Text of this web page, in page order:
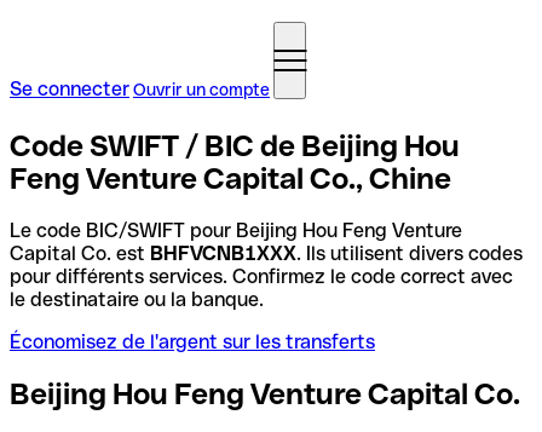
Se connecterOuvrir un compte
Code SWIFT / BIC de Beijing Hou
Feng Venture Capital Co., Chine
Le code BIC/SWIFT pour Beijing Hou Feng Venture
Capital Co. est BHFVCNB1XXX. Ils utilisent divers codes
pour différents services. Confirmez le code correct avec
le destinataire ou la banque.
Économisez de l'argent sur les transferts
Beijing Hou Feng Venture Capital Co.